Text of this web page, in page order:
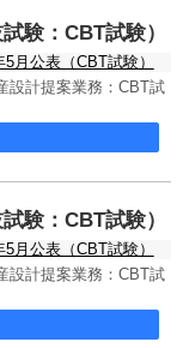
験：CBT試験）
月公表（CBT試験）
設計提案業務：CBT試
験：CBT試験）
月公表（CBT試験）
設計提案業務：CBT試